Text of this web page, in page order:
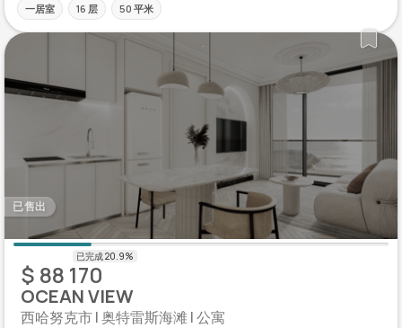
一居室 16 层 50 平米
已售出
$ 88 170
OCEAN VIEW
西哈努克市 | 奥特雷斯海滩 | 公寓